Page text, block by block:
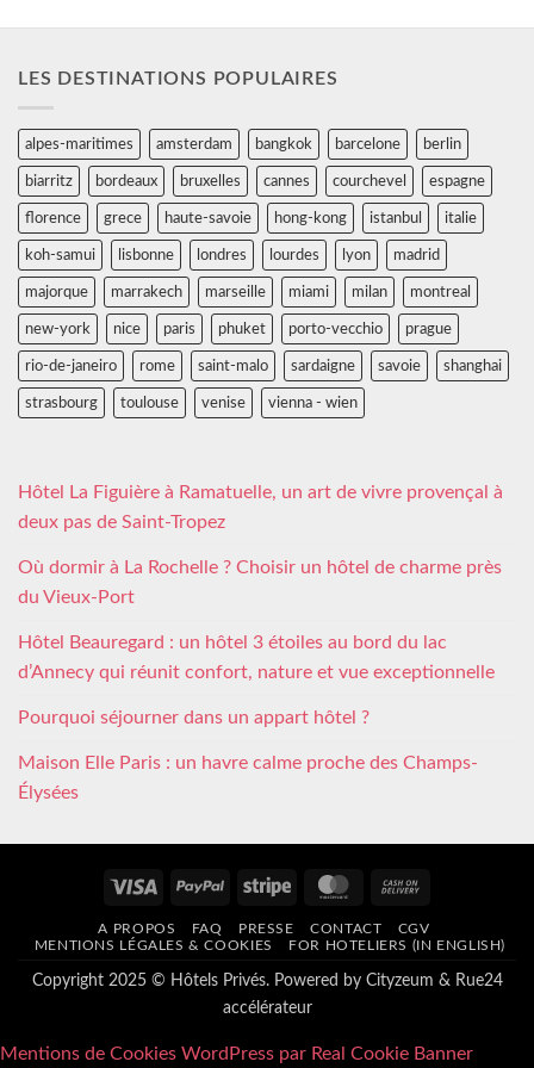
LES DESTINATIONS POPULAIRES
alpes-maritimes amsterdam bangkok barcelone berlin
biarritz bordeaux bruxelles cannes courchevel espagne
florence grece haute-savoie hong-kong istanbul italie
koh-samui lisbonne londres lourdes lyon madrid
majorque marrakech marseille miami milan montreal
new-york nice paris phuket porto-vecchio prague
rio-de-janeiro rome saint-malo sardaigne savoie shanghai
strasbourg toulouse venise vienna - wien
Hôtel La Figuière à Ramatuelle, un art de vivre provençal à
deux pas de Saint-Tropez
Où dormir à La Rochelle ? Choisir un hôtel de charme près
du Vieux-Port
Hôtel Beauregard : un hôtel 3 étoiles au bord du lac
d’Annecy qui réunit confort, nature et vue exceptionnelle
Pourquoi séjourner dans un appart hôtel ?
Maison Elle Paris : un havre calme proche des Champs-
Élysées
Visa PayPal Stripe MasterCard
Delivery
A PROPOS FAQ PRESSE CONTACT
CGV
MENTIONS LÉGALES & COOKIES
FOR HOTELIERS (IN ENGLISH)
Copyright 2025 © Hôtels Privés. Powered by Cityzeum & Rue24
accélérateur
Mentions de Cookies WordPress par Real Cookie Banner